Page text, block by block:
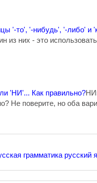
'-то', '-нибудь', '-либо' и
из них - это
'НИ'... Как правильно?
Не поверите, но оба
грамматика русский